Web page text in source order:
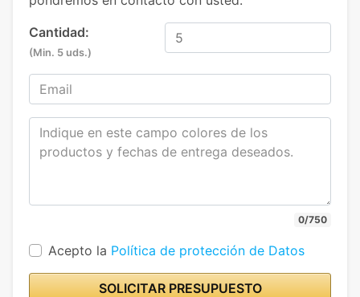
Cantidad:
(Min. 5 uds.)
0/750
Acepto la Política de protección de Datos
SOLICITAR PRESUPUESTO